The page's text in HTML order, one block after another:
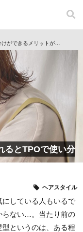
ができるメリットが…
るとTPOで使い分
ヘアスタイル
している人もいるで
らない…。当たり前の
というのは、ある程